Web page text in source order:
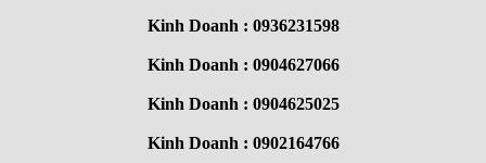
Kinh Doanh : 0936231598
Kinh Doanh : 0904627066
Kinh Doanh : 0904625025
Kinh Doanh : 0902164766